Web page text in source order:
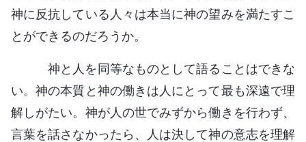
神に反抗している人々は本当に神の望みを満たすこ
とができるのだろうか。
神と人を同等なものとして語ることはできな
い。神の本質と神の働きは人にとって最も深遠で理
解しがたい。神が人の世でみずから働きを行わず、
言葉を話さなかったら、人は決して神の意志を理解